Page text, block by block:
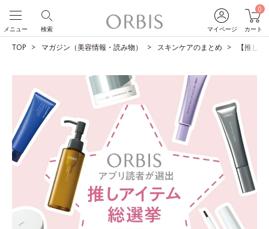
マイページ
0
カート
検索
メニュー
TOP マガジン（美容情報・読み物） スキンケアのまとめ 【推し